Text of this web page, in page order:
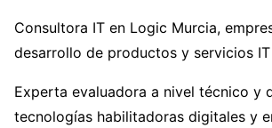
Consultora IT en Logic Murcia,
desarrollo de productos y servicios
Experta evaluadora a nivel técnico y
tecnologías habilitadoras digitales y